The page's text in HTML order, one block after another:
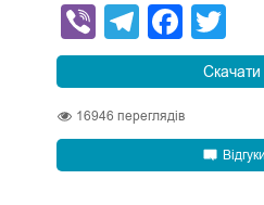
ViberTelegram
Скачати
16946 переглядів
Відгуки